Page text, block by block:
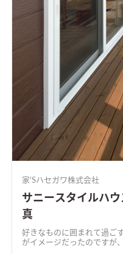
家’Sハセガワ株式会社
サニースタイルハ
真
好きなものに囲まれて過ご
がイメージだったのですが